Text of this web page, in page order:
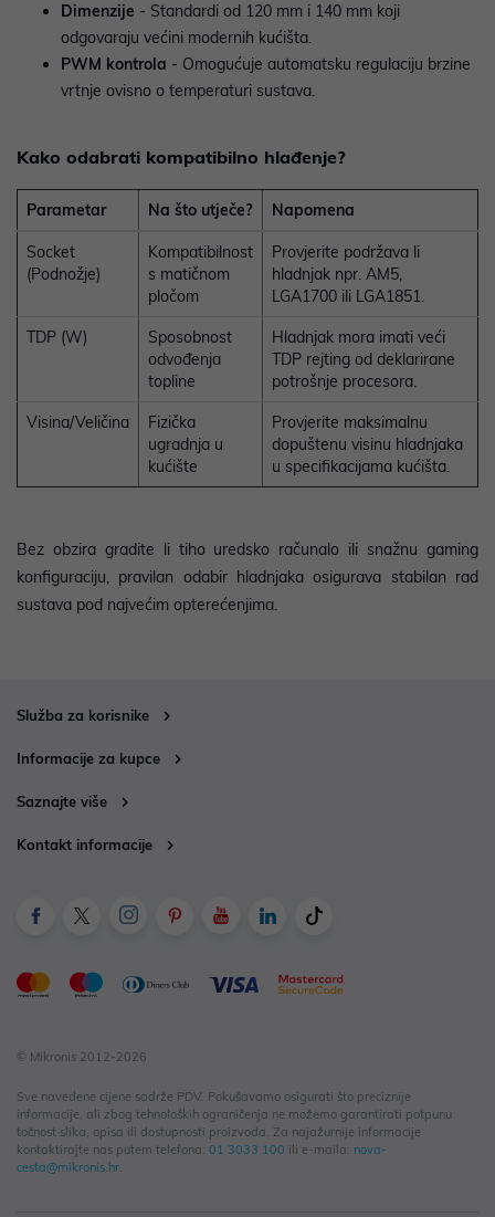
Dimenzije - Standardi od 120 mm i 140 mm koji
odgovaraju većini modernih kućišta.
PWM kontrola - Omogućuje automatsku regulaciju brzine
vrtnje ovisno o temperaturi sustava.
Kako odabrati kompatibilno hlađenje?
Parametar Na što utječe? Napomena
Socket
(Podnožje)
Kompatibilnost
s matičnom
pločom
Provjerite podržava li
hladnjak npr. AM5,
LGA1700 ili LGA1851.
TDP (W)
Sposobnost
odvođenja
topline
Hladnjak mora imati veći
TDP rejting od deklarirane
potrošnje procesora.
Visina/Veličina
Fizička
ugradnja u
kućište
Provjerite maksimalnu
dopuštenu visinu hladnjaka
u specifikacijama kućišta.
Bez obzira gradite li tiho uredsko računalo ili snažnu gaming
konfiguraciju, pravilan odabir hladnjaka osigurava stabilan rad
sustava pod najvećim opterećenjima.
Služba za korisnike
Informacije za kupce
Saznajte više
Kontakt informacije
© Mikronis 2012-2026
Sve navedene cijene sadrže PDV. Pokušavamo osigurati što preciznije
informacije, ali zbog tehnoloških ograničenja ne možemo garantirati potpunu
točnost slika, opisa ili dostupnosti proizvoda. Za najažurnije informacije
kontaktirajte nas putem telefona: 01 3033 100 ili e-maila: nova-
cesta@mikronis.hr